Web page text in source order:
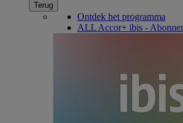
Terug
Ontdek het programma
ALL Accor+ ibis -